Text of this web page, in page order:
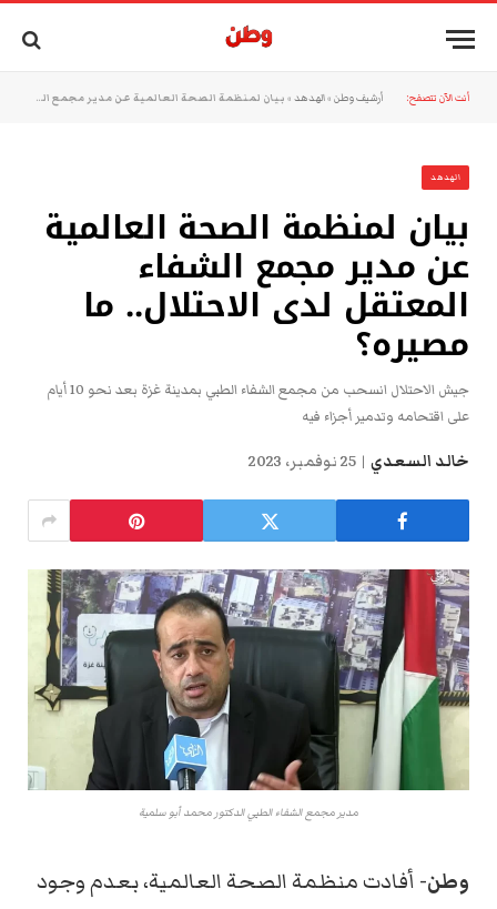
أنت الآن تتصفح: أرشيف وطن »الهدهد » بيان لمنظمة الصحة العالمية عن مدير مجمع الشفاء المعتقل لدى الاحتلال.. ما مصيره؟
الهدهد
بيان لمنظمة الصحة العالمية
عن مدير مجمع الشفاء
المعتقل لدى الاحتلال.. ما
مصيره؟
جيش الاحتلال انسحب من مجمع الشفاء الطبي بمدينة غزة بعد نحو 10 أيام
على اقتحامه وتدمير أجزاء فيه
خالد السعدي 25 نوفمبر، 2023
مدير مجمع الشفاء الطبي الدكتور محمد أبو سلمية
وطن- أفادت منظمة الصحة العالمية، بعدم وجود